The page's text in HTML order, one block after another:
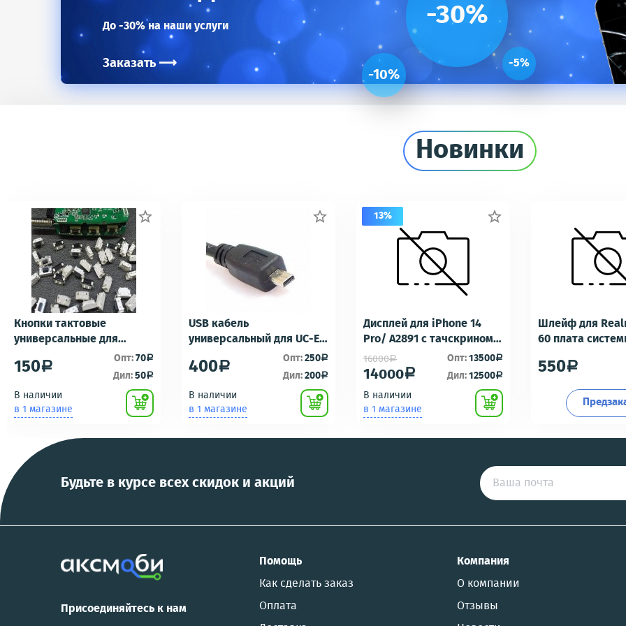
До -30% на наши услуги
Заказать⟶
-30%
-10%
-5%
Новинки

Кнопки тактовые
универсальные для
сигнализаций (кнопки,
ключи) Scher-Khan,
Tomahawk, Pandora, KGB,
Pantera, Alligator и другие
150a Опт:70a
Дил:50a
В наличии
в 1 магазине

USB кабель
универсальный для UC-E6
UC-E16 UC-E17 зарядка/
подключению к пк для
NIKON/SONY COOL
PIX/PANASONIC/OLYMPUS
400a Опт:250a
Дил:200a
В наличии
в 1 магазине

Дисплей для iPhone 14
Pro/ A2891 с тачскрином
Черный - OR100 с разбора
идеальное состояние
16000a
14000a
13%
Опт:13500a
Дил:12500a
В наличии
в 1 магазине
Шлейф для
60 плата
гарнитуры/
Премиум
550a
Будьте в курсе всех скидок и акций
Присоединяйтесь к нам
Помощь
Как сделать заказ
Оплата
Компания
О компании
Отзывы